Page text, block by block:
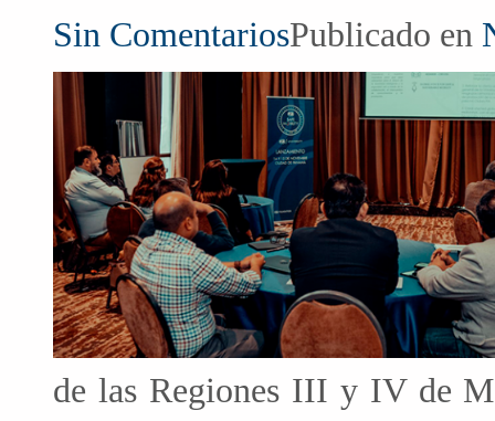
Sin ComentariosPublicado en
de las Regiones III y IV de